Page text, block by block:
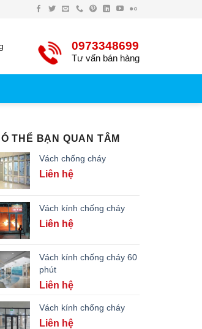
0973348699
Tư vấn bán hàng
THỂ BẠN QUAN TÂM
Vách chống cháy
Liên hệ
Vách kính chống cháy
Liên hệ
Vách kính chống cháy 60
phút
Liên hệ
Vách kính chống cháy
Liên hệ